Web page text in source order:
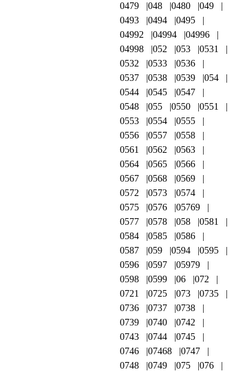
0479
048 0480
049
0493
0494
0495
04992
04994
04996
04998
052 053
0531
0532
0533
0536
0537
0538 0539
054
0544
0545
0547
0548
055 0550
0551
0553
0554
0555
0556
0557
0558
0561
0562
0563
0564
0565
0566
0567
0568
0569
0572
0573
0574
0575
0576
05769
0577
0578 058
0581
0584
0585
0586
0587
059 0594
0595
0596
0597
05979
0598
0599 06
072
0721
0725 073
0735
0736
0737
0738
0739
0740
0742
0743
0744
0745
0746
07468
0747
0748
0749 075
076